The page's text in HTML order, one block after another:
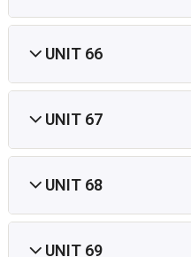
UNIT 66
UNIT 67
UNIT 68
UNIT 69